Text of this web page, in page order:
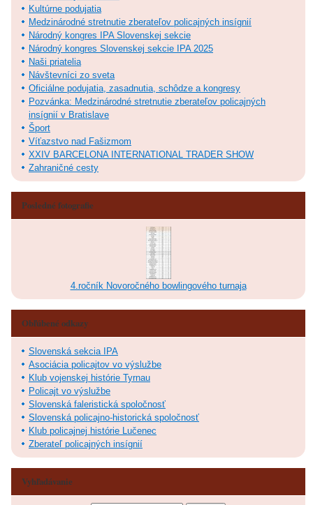
Kultúrne podujatia
Medzinárodné stretnutie zberateľov policajných insígnií
Národný kongres IPA Slovenskej sekcie
Národný kongres Slovenskej sekcie IPA 2025
Naši priatelia
Návštevníci zo sveta
Oficiálne podujatia, zasadnutia, schôdze a kongresy
Pozvánka: Medzinárodné stretnutie zberateľov policajných
insígnií v Bratislave
Šport
Víťazstvo nad Fašizmom
XXIV BARCELONA INTERNATIONAL TRADER SHOW
Zahraničné cesty
Posledné fotografie
4.ročník Novoročného bowlingového turnaja
Obľúbené odkazy
Slovenská sekcia IPA
Asociácia policajtov vo výslužbe
Klub vojenskej histórie Tyrnau
Policajt vo výslužbe
Slovenská faleristická spoločnosť
Slovenská policajno-historická spoločnosť
Klub policajnej histórie Lučenec
Zberateľ policajných insígnií
Vyhľadávanie